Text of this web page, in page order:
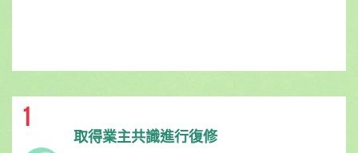
1
取得業主共識進行復修